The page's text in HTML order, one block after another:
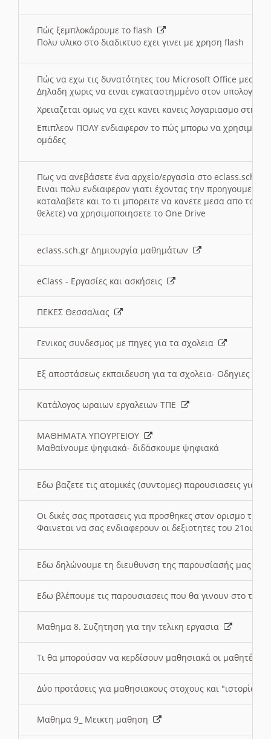
Πώς ξεμπλοκάρουμε το flash
Πολυ υλικο στο διαδικτυο εχει γινει με χρηση flash
Πώς να εχω τις δυνατότητες του Microsoft Office μεσω
Δηλαδη χωρις να ειναι εγκαταστημμένο στον
Χρειαζεται ομως να εχει κανει κανεις λογαριασμο στη
Επιπλεον ΠΟΛΥ ενδιαφερον το πώς μπορω να
ομάδες
Πως να ανεβάσετε ένα αρχείο/εργασία στο eclass.sch.gr
Ειναι πολυ ενδιαφερον γιατι έχοντας την
καταλαβετε και το τι μπορειτε να κανετε μεσα απο το
θελετε) να χρησιμοποιησετε το One Drive
eclass.sch.gr Δημιουργία μαθημάτων
eClass - Εργασίες και ασκήσεις
ΠΕΚΕΣ Θεσσαλιας
Γενικος συνδεσμος με πηγες για τα σχολεια
Εξ αποστάσεως εκπαιδευση για τα σχολεια- Οδηγιες
Κατάλογος ωραιων εργαλειων ΤΠΕ
ΜΑΘΗΜΑΤΑ ΥΠΟΥΡΓΕΙΟΥ
Μαθαίνουμε ψηφιακά- διδάσκουμε ψηφιακά
Εδω βαζετε τις ατομικές (συντομες) παρουσιασεις για
Οι δικές σας προτασεις για προσθηκες στον ορισμο
Φαινεται να σας ενδιαφερουν οι δεξιοτητες του 21ου
Εδω δηλώνουμε τη διευθυνση της παρουσίασής μας
Εδω βλέπουμε τις παρουσιασεις που θα γινουν στο
Μαθημα 8. Συζητηση για την τελικη εργασια
Τι θα μπορούσαν να κερδίσουν μαθησιακά οι μαθητές/
Δύο προτάσεις για μαθησιακους στοχους και "ιστορία"
Μαθημα 9_ Μεικτη μαθηση